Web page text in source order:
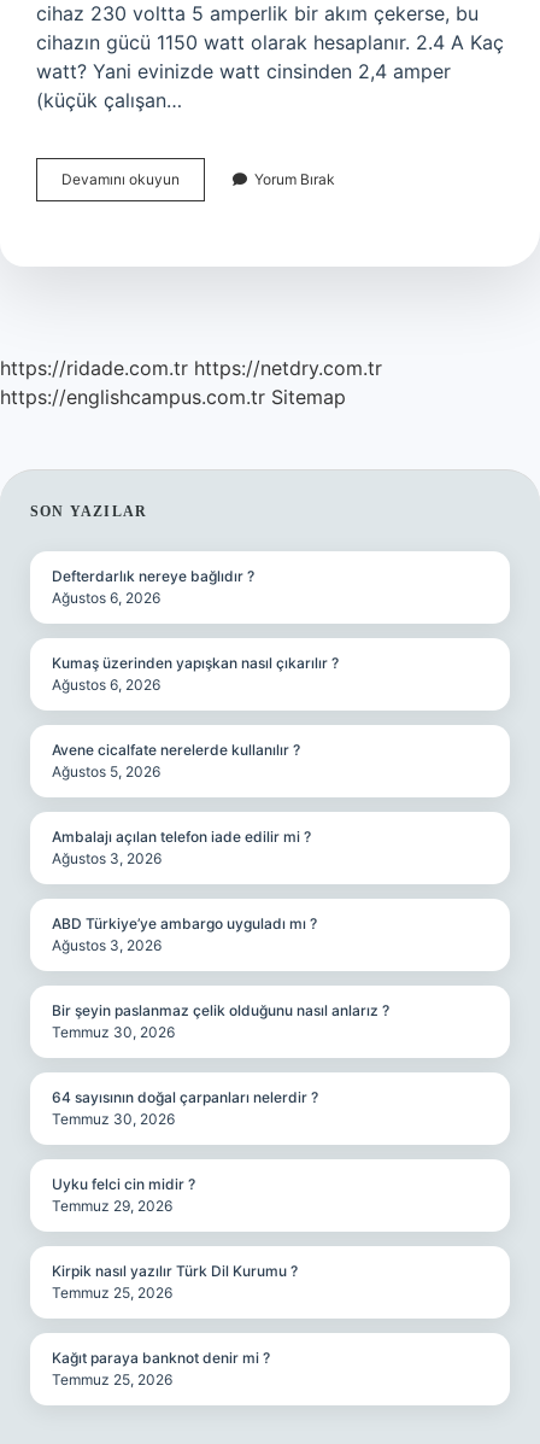
cihaz 230 voltta 5 amperlik bir akım çekerse, bu
cihazın gücü 1150 watt olarak hesaplanır. 2.4 A Kaç
watt? Yani evinizde watt cinsinden 2,4 amper
(küçük çalışan…
Devamını okuyun
Amper
Watt
Yorum Bırak
https://ridade.com.tr https://netdry.com.tr
https://englishcampus.com.tr Sitemap
SIDEBAR
SON YAZILAR
Defterdarlık nereye bağlıdır ?
Ağustos 6, 2026
Kumaş üzerinden yapışkan nasıl çıkarılır ?
Ağustos 6, 2026
Avene cicalfate nerelerde kullanılır ?
Ağustos 5, 2026
Ambalajı açılan telefon iade edilir mi ?
Ağustos 3, 2026
ABD Türkiye’ye ambargo uyguladı mı ?
Ağustos 3, 2026
Bir şeyin paslanmaz çelik olduğunu nasıl anlarız ?
Temmuz 30, 2026
64 sayısının doğal çarpanları nelerdir ?
Temmuz 30, 2026
Uyku felci cin midir ?
Temmuz 29, 2026
Kirpik nasıl yazılır Türk Dil Kurumu ?
Temmuz 25, 2026
Kağıt paraya banknot denir mi ?
Temmuz 25, 2026